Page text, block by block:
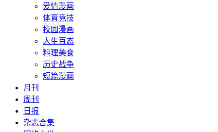
爱情漫画
体育竞技
校园漫画
人生百态
料理美食
历史战争
短篇漫画
月刊
周刊
日报
杂志合集